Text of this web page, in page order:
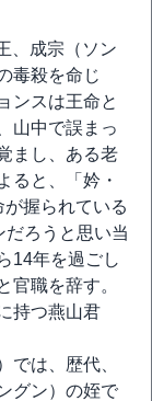
、成宗（ソン
毒殺を命じ
ンスは王命と
山中で誤まっ
まし、ある老
ると、「妗・
握られている
だろうと思い当
14年を過ごし
官職を辞す。
持つ燕山君
では、歴代、
グン）の姪で